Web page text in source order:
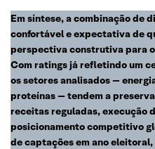
Em síntese, a combinação de
confortável e expectativa de
perspectiva construtiva para
Com ratings já refletindo um
os setores analisados —
proteínas — tendem a
receitas reguladas, execução
posicionamento competitivo
de captações em ano